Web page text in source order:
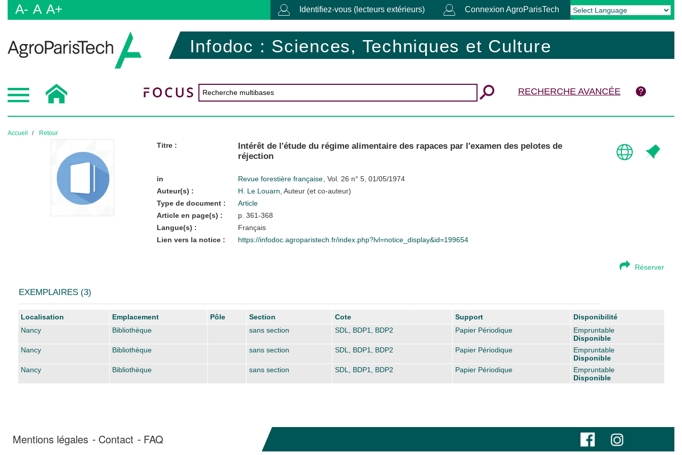
A- A A+ Identifiez-vous (lecteurs extérieurs) Connexion AgroParisTech
Powered by Translate
Infodoc : Sciences, Techniques et Culture
RECHERCHE AVANCÉE
Accueil Retour
Titre :
Intérêt de l'étude du régime alimentaire des rapaces par l'examen des pelotes de
réjection
in Revue forestière française , Vol. 26 n° 5, 01/05/1974
Auteur(s) :
H. Le Louarn , Auteur (et co-auteur)
Type de document :
Article
Article en page(s) :
p. 361-368
Langue(s) :
Français
Lien vers la notice :
https://infodoc.agroparistech.fr/index.php?lvl=notice_display&id=199654
Réserver
EXEMPLAIRES (3)
Liste des exemplaires
Localisation Emplacement Pôle Section Cote Support
Disponibilité
Nancy
Bibliothèque sans section SDL, BDP1, BDP2 Papier Périodique
Empruntable
Disponible
Nancy
Bibliothèque sans section SDL, BDP1, BDP2 Papier Périodique
Empruntable
Disponible
Nancy
Bibliothèque sans section SDL, BDP1, BDP2 Papier Périodique
Empruntable
Disponible
Mentions légales Contact FAQ